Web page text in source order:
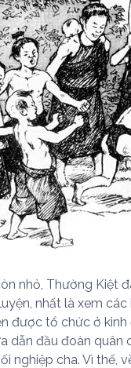
nhỏ, Thường Kiệt
nhất là xem
được tổ chức ở
dẫn đầu đoàn quân
nghiệp cha. Vì thế,